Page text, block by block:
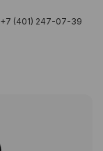
+7 (401) 247-07-39